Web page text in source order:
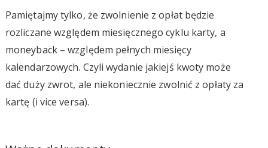
Pamiętajmy tylko, że zwolnienie z opłat będzie
rozliczane względem miesięcznego cyklu karty, a
moneyback – względem pełnych miesięcy
kalendarzowych. Czyli wydanie jakiejś kwoty może
dać duży zwrot, ale niekoniecznie zwolnić z opłaty za
kartę (i vice versa).